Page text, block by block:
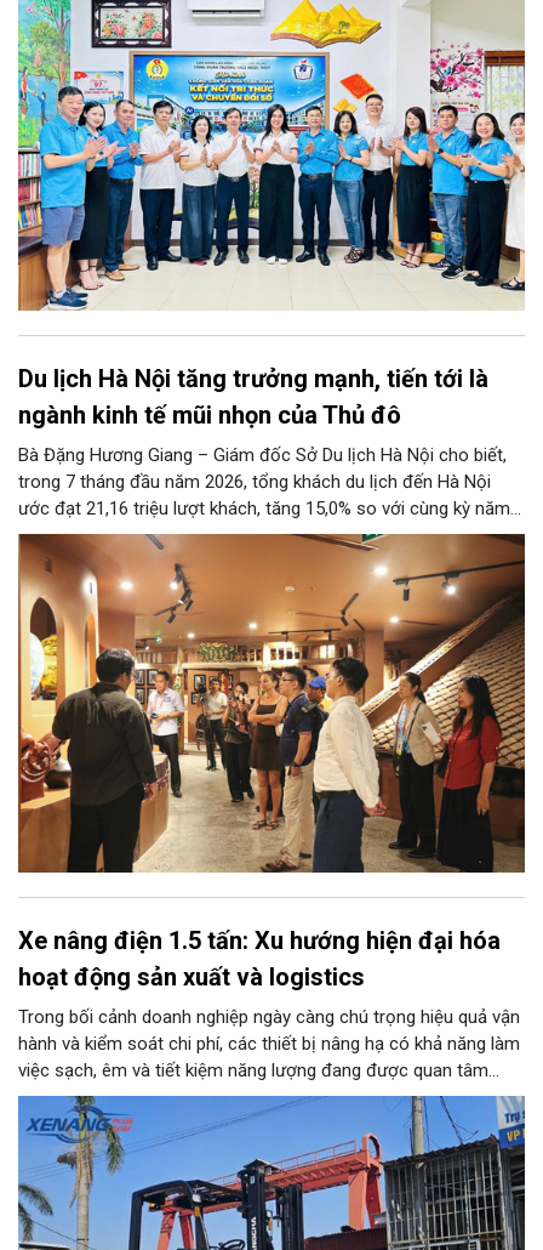
Du lịch Hà Nội tăng trưởng mạnh, tiến tới là
ngành kinh tế mũi nhọn của Thủ đô
Bà Đặng Hương Giang – Giám đốc Sở Du lịch Hà Nội cho biết,
trong 7 tháng đầu năm 2026, tổng khách du lịch đến Hà Nội
ước đạt 21,16 triệu lượt khách, tăng 15,0% so với cùng kỳ năm
2025. Tổng thu từ khách du lịch ước đạt 86,47 nghìn tỷ đồng,
tăng 17,9% so với cùng kỳ năm trước.
Xe nâng điện 1.5 tấn: Xu hướng hiện đại hóa
hoạt động sản xuất và logistics
Trong bối cảnh doanh nghiệp ngày càng chú trọng hiệu quả vận
hành và kiểm soát chi phí, các thiết bị nâng hạ có khả năng làm
việc sạch, êm và tiết kiệm năng lượng đang được quan tâm
nhiều. Xe nâng điện 1.5 tấn là một trong những lựa chọn phù
hợp với nhiều kho bãi, nhà xưởng và cơ sở sản xuất nhờ tải
trọng đáp ứng các loại hàng hóa phổ biến, đồng thời có khả
năng vận hành linh hoạt trong nhiều môi trường.